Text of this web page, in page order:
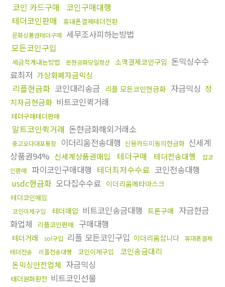
코인 카드구매
코인구매대행
테더코인판매
휴대폰결제테더전환
문화상품권테더구매 세무조사피하는방법
모든코인구입
세금적게내는방법 돈현금화당일정산 소액결제코인구입 돈믹싱수수
료최저 가상화폐자금믹싱
리플현금화 코인대리송금 리플 모든코인현금화 자금믹싱 정
치자금현금화 비트코인퀵거래
테더구매테더판매
알트코인퀵거래 돈현금화해외거래소
중고오다대포통장 이더리움전송대행 신용카드미동의현금화 신세계
상품권94% 신세계상품권매입 테더구매 테더전송대행
잡코
인판매
파이코인구매대행 테더최저수수료 코인전송대행
usdc현금화 오다집수수료 이더리움메타마스크
테더코인매입
코인이체구입 테더매입 비트코인송금대행 트론구매 자금현금
화업체
리플코인판매 구매대행
테더거래 sol구입 리플 모든코인구입 이더리움삽니다
휴대폰결제
테더전송
리플전송대행 코인이체구입
코인송금대리
돈믹싱안전업체 자금믹싱
태더원화환전 비트코인선물